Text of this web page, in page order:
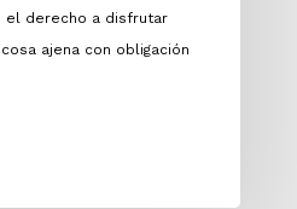
el derecho a disfrutar
ajena con obligación